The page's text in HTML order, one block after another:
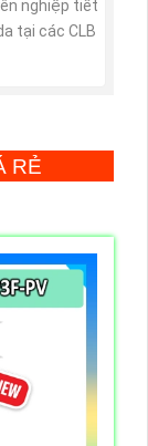
nghiệp tiết
tại các CLB
RẺ